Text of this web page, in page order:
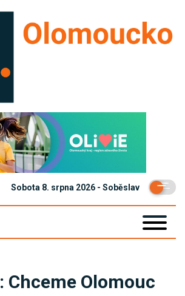
Sobota 8. srpna 2026 - Soběslav
Chceme Olomouc